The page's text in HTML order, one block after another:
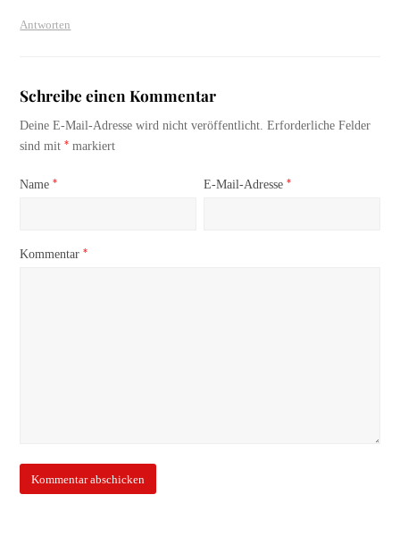
Antworten
Schreibe einen Kommentar
Deine E-Mail-Adresse wird nicht veröffentlicht. Erforderliche Felder
sind mit* markiert
Name* E-Mail-Adresse*
Kommentar*